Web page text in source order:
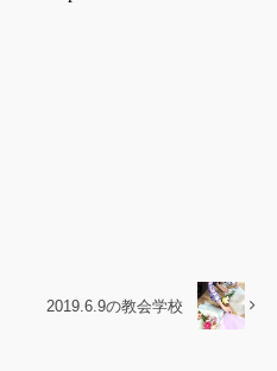
2019.6.9の教会学校